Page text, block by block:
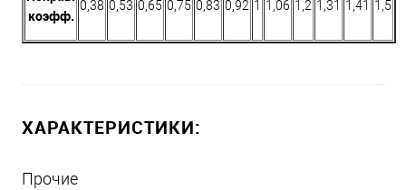
коэфф.
0,38 0,53 0,65 0,75 0,83 0,92 1 1,06 1,2 1,31 1,41 1,5
ХАРАКТЕРИСТИКИ:
Прочие